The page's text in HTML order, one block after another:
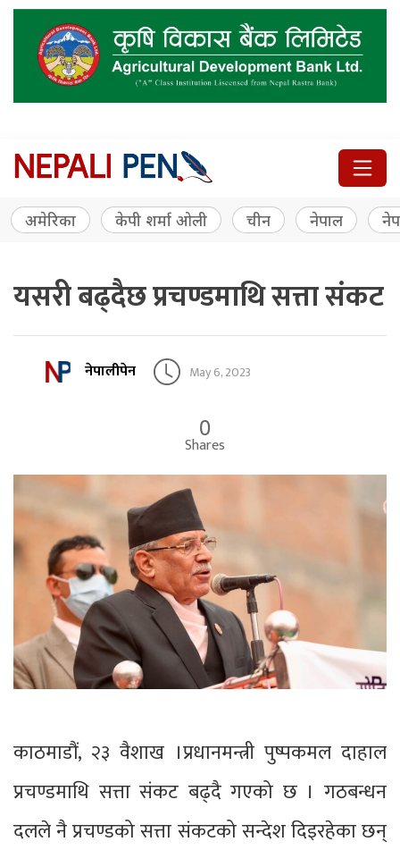
अमेरिका केपी शर्मा ओली चीन नेपाल
यसरी बढ्दैछ प्रचण्डमाथि सत्ता संकट
नेपालीपेन May 6, 2023
0
Shares
काठमाडौं, २३ वैशाख ।प्रधानमन्त्री पुष्पकमल दाहाल
प्रचण्डमाथि सत्ता संकट बढ्दै गएको छ । गठबन्धन
दलले नै प्रचण्डको सत्ता संकटको सन्देश दिइरहेका छन्